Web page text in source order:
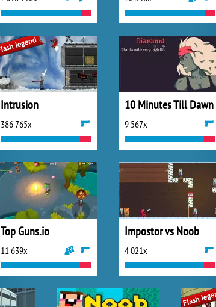
Intrusion
386 765x
10 Minutes Till Dawn
9 567x
Top Guns.io
11 639x
Impostor vs Noob
4 021x